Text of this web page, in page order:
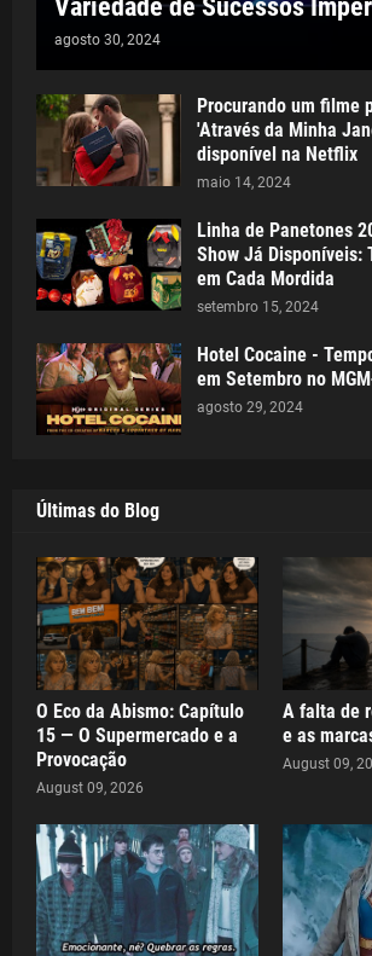
Variedade de Sucessos
agosto 30, 2024
Procurando um filme
'Através da Minha
disponível na Netflix
maio 14, 2024
Linha de Panetones
Show Já Disponíveis:
em Cada Mordida
setembro 15, 2024
Hotel Cocaine -
em Setembro no
agosto 29, 2024
Últimas do Blog
O Eco da Abismo: Capítulo
15 — O Supermercado e a
Provocação
August 09, 2026
A falta de
e as
August 09,